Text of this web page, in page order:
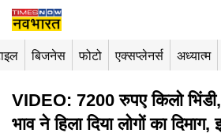
बिजनेस फोटो एक्सप्लेनर्स अध्यात्म
VIDEO: 7200 रुपए किलो
भाव ने हिला दिया लोगों का